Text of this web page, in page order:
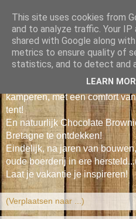
Le Petit
Leuke duurzame
Bretagne voor 2-4 personen.
Onze Cosy Cabin, gezellig en
kamperen, met een comfort
tent!
En natuurlijk Chocolate
Bretagne te ontdekken!
Eindelijk, na jaren van
oude boerderij in ere
Laat je vakantie je inspireren!
This site uses cookies from
and to analyze traffic. Your
shared with Google along
metrics to ensure quality of
statistics, and to detect and
LEARN